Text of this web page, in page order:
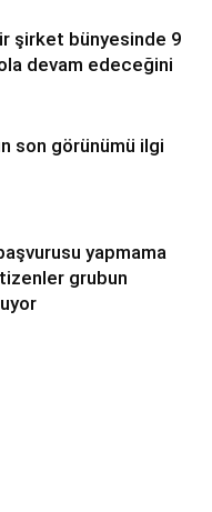
şirket bünyesinde 9
devam edeceğini
son görünümü ilgi
yapmama
grubun